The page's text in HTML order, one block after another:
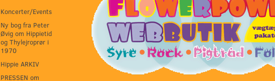
Koncerter/Events
Ny bog fra Peter
Øvig om Hippietid
og Thylejroprør i
1970
Hippie ARKIV
PRESSEN om